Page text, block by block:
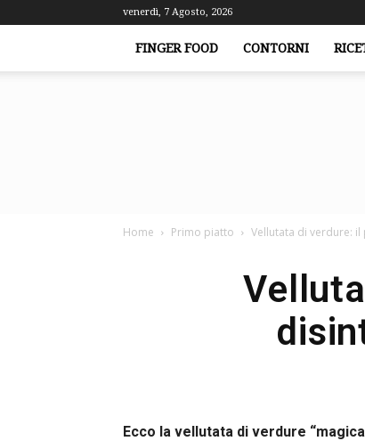
venerdì, 7 Agosto, 2026
FINGER FOOD CONTORNI
Home Primo piatto Vellutata di verdure:
Ecco la vellutata di verdure